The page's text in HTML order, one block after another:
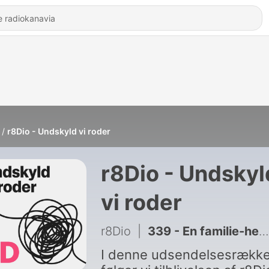
r8Dio - Undskyld vi roder
r8Dio -
vi roder
r8Dio 339 - En familie-hemmelighed
I denne